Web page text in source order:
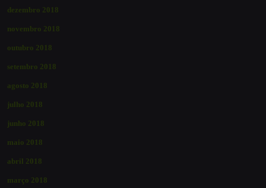
dezembro 2018
novembro 2018
outubro 2018
setembro 2018
agosto 2018
julho 2018
junho 2018
maio 2018
abril 2018
março 2018